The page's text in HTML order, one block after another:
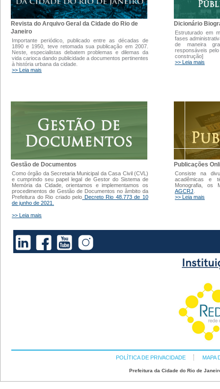
Revista do Arquivo Geral da Cidade do Rio de
Janeiro
Importante periódico, publicado entre as décadas de
1890 e 1950, teve retomada sua publicação em 2007.
Neste, especialistas debatem problemas e dilemas da
vida carioca dando publicidade a documentos pertinentes
à história urbana da cidade.
>> Leia mais
Dicionário
Estruturado em
fases
de maneira
responsáveis
construção]
>> Leia mais
Gestão de Documentos
Como órgão da Secretaria Municipal da Casa Civil (CVL)
e cumprindo seu papel legal de Gestor do Sistema de
Memória da Cidade, orientamos e implementamos os
procedimentos de Gestão de Documentos no âmbito da
Prefeitura do Rio criado pelo Decreto Rio 48.773 de 10
de junho de 2021.
>> Leia mais
Publicações
Consiste na
acadêmicas e
Monografia, os
AGCRJ
>> Leia mais
POLÍTICA DE PRIVACIDADE MAPA
Prefeitura da Cidade do Rio de